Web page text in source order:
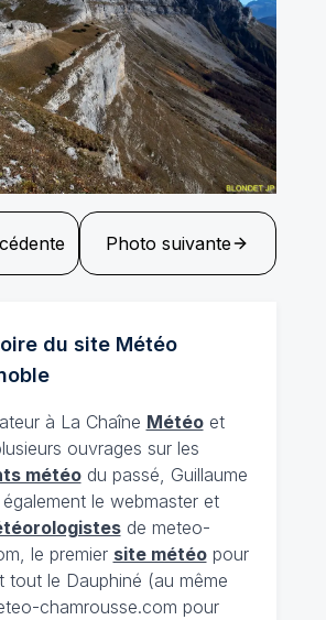
Photo suivante
du site Météo
à La Chaîne Météoet
ouvrages sur les
météodu passé, Guillaume
le webmaster et
de meteo-
le premier site météopour
tout le Dauphiné (au même
chamrousse.com pour